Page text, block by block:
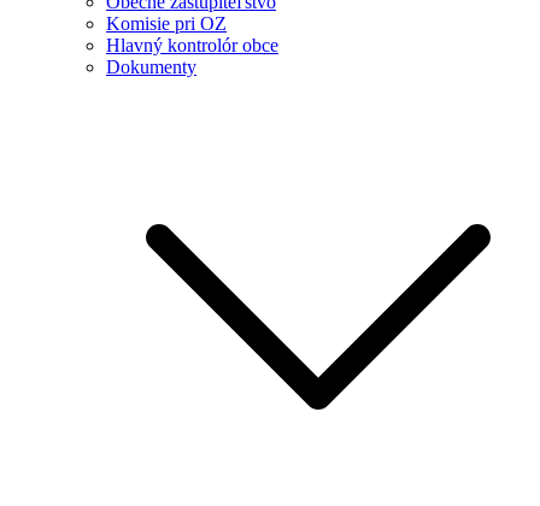
Komisie pri OZ
Hlavný kontrolór obce
Dokumenty